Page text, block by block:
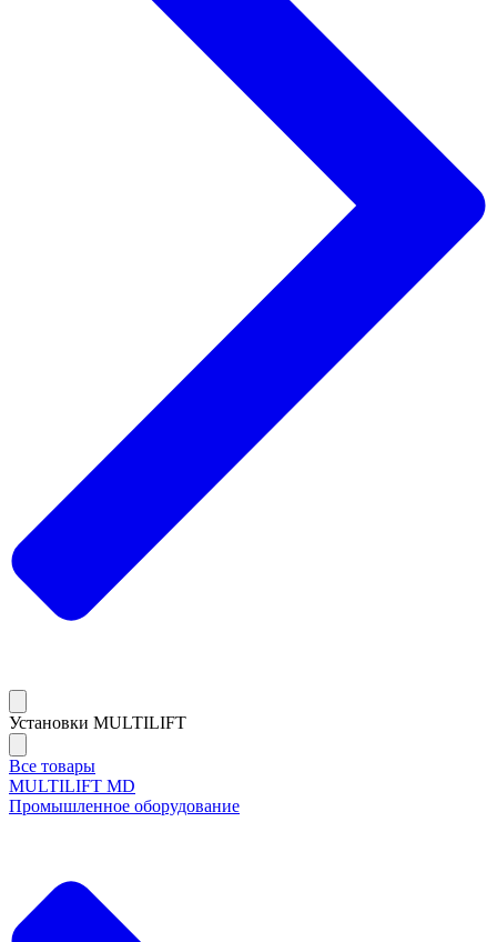
Установки MULTILIFT
Все товары
MULTILIFT MD
Промышленное оборудование